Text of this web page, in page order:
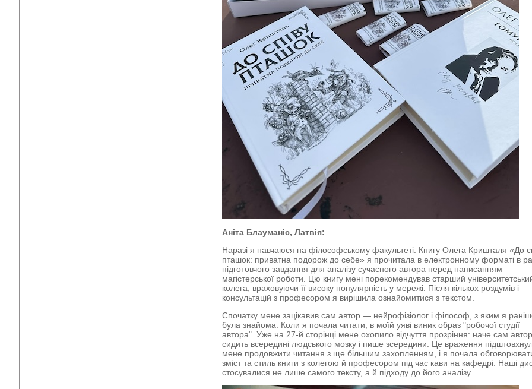
Аніта Блауманіс, Латвія:
Наразі я навчаюся на філософському факультеті. Книгу Олега Кришталя «До
пташок: приватна подорож до себе» я прочитала в електронному форматі в
підготовчого завдання для аналізу сучасного автора перед написанням
магістерської роботи. Цю книгу мені порекомендував старший
колега, враховуючи її високу популярність у мережі. Після кількох роздумів і
консультацій з професором я вирішила ознайомитися з текстом.
Спочатку мене зацікавив сам автор — нейрофізіолог і філософ, з яким я
була знайома. Коли я почала читати, в моїй уяві виник образ "робочої студії
автора". Уже на 27-й сторінці мене охопило відчуття прозріння: наче сам автор
сидить всередині людського мозку і пише зсередини. Це враження
мене продовжити читання з ще більшим захопленням, і я почала
зміст та стиль книги з колегою й професором під час кави на кафедрі. Наші
стосувалися не лише самого тексту, а й підходу до його аналізу.